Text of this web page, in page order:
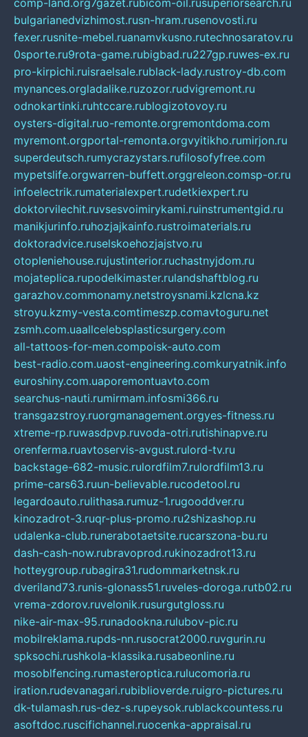
comp-land.org7gazet.rubicom-oil.rusuperiorsearch.ru
bulgarianedvizhimost.rusn-hram.rusenovosti.ru
fexer.rusnite-mebel.ruanamvkusno.rutechnosaratov.ru
0sporte.ru9rota-game.rubigbad.ru227gp.ruwes-ex.ru
pro-kirpichi.ruisraelsale.rublack-lady.rustroy-db.com
mynances.orgladalike.ruzozor.rudvigremont.ru
odnokartinki.ruhtccare.rublogizotovoy.ru
oysters-digital.ruo-remonte.orgremontdoma.com
myremont.orgportal-remonta.orgvyitikho.rumirjon.ru
superdeutsch.rumycrazystars.rufilosofyfree.com
mypetslife.orgwarren-buffett.orggreleon.comsp-or.ru
infoelectrik.rumaterialexpert.rudetkiexpert.ru
doktorvilechit.ruvsesvoimirykami.ruinstrumentgid.ru
manikjurinfo.ruhozjajkainfo.rustroimaterials.ru
doktoradvice.ruselskoehozjajstvo.ru
otopleniehouse.rujustinterior.ruchastnyjdom.ru
mojateplica.rupodelkimaster.rulandshaftblog.ru
garazhov.commonamy.netstroysnami.kzlcna.kz
stroyu.kzmy-vesta.comtimeszp.comavtoguru.net
zsmh.com.uaallcelebsplasticsurgery.com
all-tattoos-for-men.compoisk-auto.com
best-radio.com.uaost-engineering.comkuryatnik.info
euroshiny.com.uaporemontuavto.com
searchus-nauti.rumirmam.infosmi366.ru
transgazstroy.ruorgmanagement.orgyes-fitness.ru
xtreme-rp.ruwasdpvp.ruvoda-otri.rutishinapve.ru
orenferma.ruavtoservis-avgust.rulord-tv.ru
backstage-682-music.rulordfilm7.rulordfilm13.ru
prime-cars63.ruun-believable.rucodetool.ru
legardoauto.rulithasa.rumuz-1.rugooddver.ru
kinozadrot-3.ruqr-plus-promo.ru2shizashop.ru
udalenka-club.runerabotaetsite.rucarszona-bu.ru
dash-cash-now.rubravoprod.rukinozadrot13.ru
hotteygroup.rubagira31.rudommarketnsk.ru
dveriland73.runis-glonass51.ruveles-doroga.rutb02.ru
vrema-zdorov.ruvelonik.rusurgutgloss.ru
nike-air-max-95.runadookna.rulubov-pic.ru
mobilreklama.rupds-nn.rusocrat2000.ruvgurin.ru
spksochi.rushkola-klassika.rusabeonline.ru
mosoblfencing.rumasteroptica.rulucomoria.ru
iration.rudevanagari.rubiblioverde.ruigro-pictures.ru
dk-tulamash.rus-dez-s.rupeysok.rublackcountess.ru
asoftdoc.ruscifichannel.ruocenka-appraisal.ru